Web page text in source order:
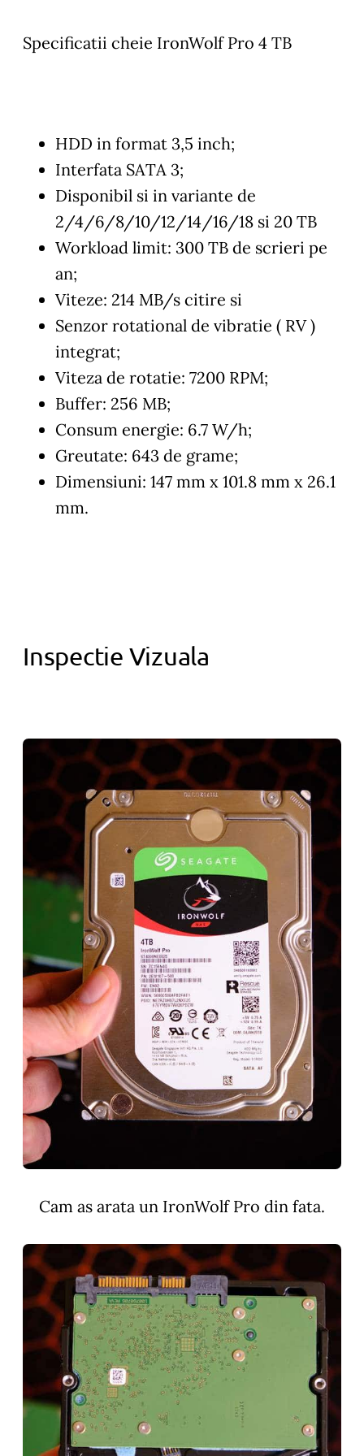
Specificatii cheie IronWolf Pro 4 TB
HDD in format 3,5 inch;
Interfata SATA 3;
Disponibil si in variante de
2/4/6/8/10/12/14/16/18 si 20 TB
Workload limit: 300 TB de scrieri pe
an;
Viteze: 214 MB/s citire si
Senzor rotational de vibratie ( RV )
integrat;
Viteza de rotatie: 7200 RPM;
Buffer: 256 MB;
Consum energie: 6.7 W/h;
Greutate: 643 de grame;
Dimensiuni: 147 mm x 101.8 mm x 26.1
mm.
Inspectie Vizuala
Cam as arata un IronWolf Pro din fata.